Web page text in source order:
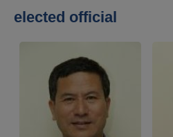
elected official